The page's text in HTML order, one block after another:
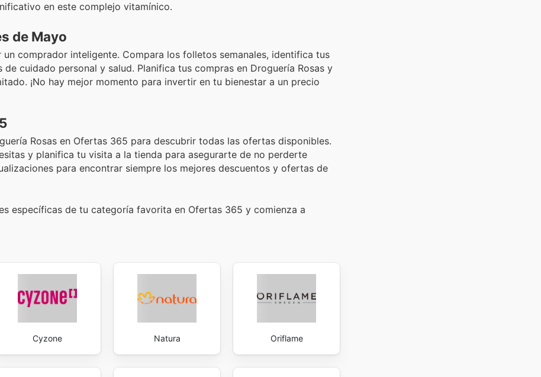
en este complejo vitamínico.
de Mayo
comprador inteligente. Compara los folletos semanales, identifica tus
cuidado personal y salud. Planifica tus compras en Droguería Rosas y
¡No hay mejor momento para invertir en tu bienestar a un precio
Rosas en Ofertas 365 para descubrir todas las ofertas disponibles.
y planifica tu visita a la tienda para asegurarte de no perderte
para encontrar siempre los mejores descuentos y ofertas de
específicas de tu categoría favorita en Ofertas 365 y comienza a
Cyzone Natura Oriflame